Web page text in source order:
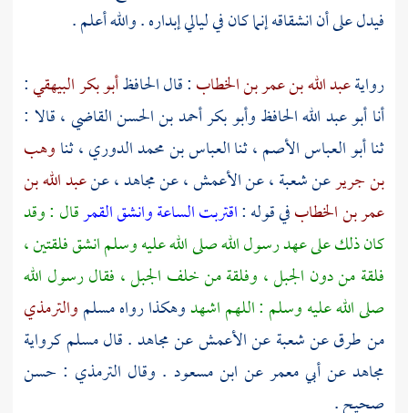
فيدل على أن انشقاقه إنما كان في ليالي إبداره . والله أعلم .
روايةعبد الله بن عمر بن الخطاب: قال الحافظأبو بكر البيهقي:
أناأبو عبد الله الحافظوأبو بكر أحمد بن الحسن القاضي ،قالا :
ثناأبو العباس الأصم ،ثناالعباس بن محمد الدوري ،ثناوهب
بن جريرعنشعبة ،عنالأعمش ،عنمجاهد ،عنعبد الله بن
عمر بن الخطابفي قوله :اقتربت الساعة وانشق القمرقال : وقد
كان ذلك على عهد رسول الله صلى الله عليه وسلم انشق فلقتين ،
فلقة من دون الجبل ، وفلقة من خلف الجبل ، فقال رسول الله
صلى الله عليه وسلم : اللهم اشهدوهكذا رواهمسلموالترمذي
من طرق عنشعبةعنالأعمشعنمجاهد. قالمسلمكرواية
مجاهدعنأبي معمرعن ابن مسعود . وقال الترمذي : حسن
صحيح .